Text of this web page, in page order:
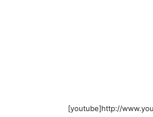
[youtube]http://